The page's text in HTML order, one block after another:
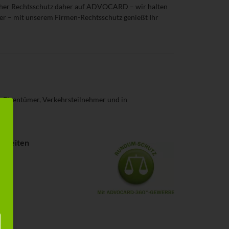
Rechtsschutz daher auf ADVOCARD – wir halten
– mit unserem Firmen-Rechtsschutz genießt Ihr
Verkehrsteilnehmer und in